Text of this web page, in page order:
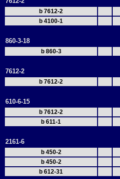
b 7612-2
b 4100-1
860-3-18
b 860-3
7612-2
b 7612-2
610-6-15
b 7612-2
b 611-1
2161-6
b 450-2
b 450-2
b 612-31